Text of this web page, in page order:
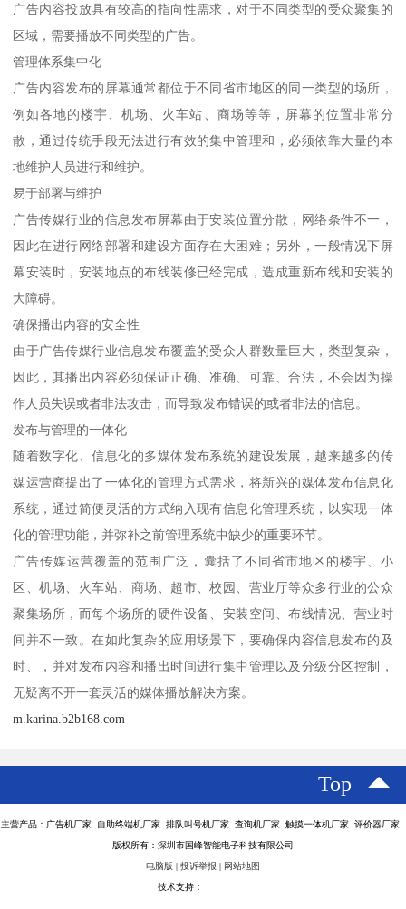
广告内容投放具有较高的指向性需求，对于不同类型的受众聚集的
区域，需要播放不同类型的广告。
管理体系集中化
广告内容发布的屏幕通常都位于不同省市地区的同一类型的场所，
例如各地的楼宇、机场、火车站、商场等等，屏幕的位置非常分
散，通过传统手段无法进行有效的集中管理和，必须依靠大量的本
地维护人员进行和维护。
易于部署与维护
广告传媒行业的信息发布屏幕由于安装位置分散，网络条件不一，
因此在进行网络部署和建设方面存在大困难；另外，一般情况下屏
幕安装时，安装地点的布线装修已经完成，造成重新布线和安装的
大障碍。
确保播出内容的安全性
由于广告传媒行业信息发布覆盖的受众人群数量巨大，类型复杂，
因此，其播出内容必须保证正确、准确、可靠、合法，不会因为操
作人员失误或者非法攻击，而导致发布错误的或者非法的信息。
发布与管理的一体化
随着数字化、信息化的多媒体发布系统的建设发展，越来越多的传
媒运营商提出了一体化的管理方式需求，将新兴的媒体发布信息化
系统，通过简便灵活的方式纳入现有信息化管理系统，以实现一体
化的管理功能，并弥补之前管理系统中缺少的重要环节。
广告传媒运营覆盖的范围广泛，囊括了不同省市地区的楼宇、小
区、机场、火车站、商场、超市、校园、营业厅等众多行业的公众
聚集场所，而每个场所的硬件设备、安装空间、布线情况、营业时
间并不一致。在如此复杂的应用场景下，要确保内容信息发布的及
时、，并对发布内容和播出时间进行集中管理以及分级分区控制，
无疑离不开一套灵活的媒体播放解决方案。
m.karina.b2b168.com
Top
主营产品：广告机厂家 自助终端机厂家 排队叫号机厂家 查询机厂家 触摸一体机厂家 评价器厂家
版权所有：深圳市国峰智能电子科技有限公司
电脑版 | 投诉举报 | 网站地图
技术支持：